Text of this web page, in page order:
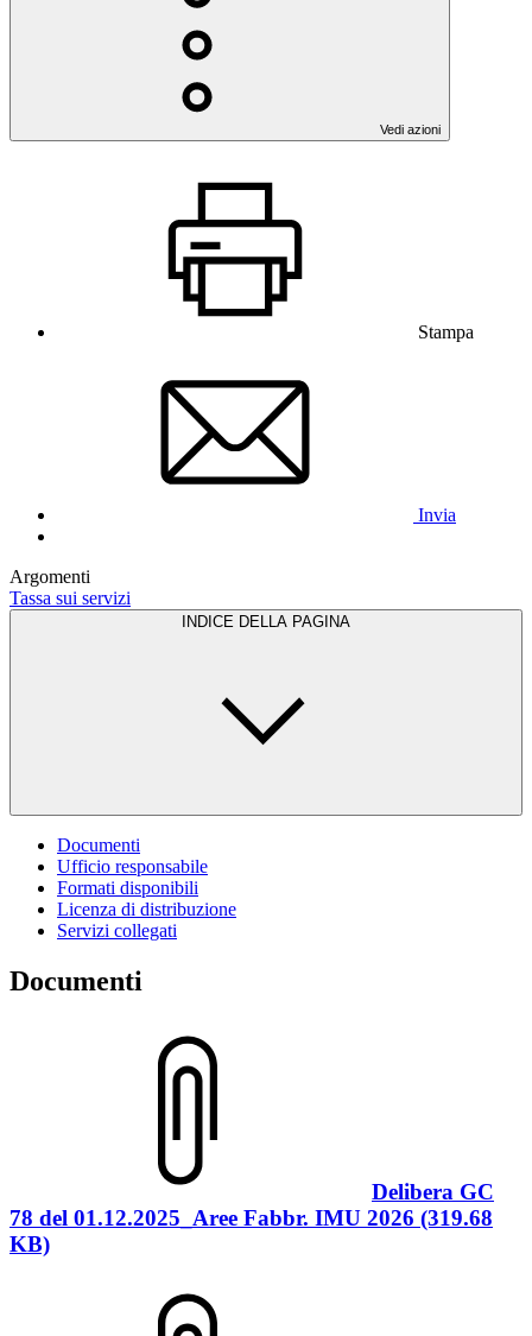
Vedi azioni
Stampa
Invia
Argomenti
Tassa sui servizi
INDICE DELLA PAGINA
Documenti
Ufficio responsabile
Formati disponibili
Licenza di distribuzione
Servizi collegati
Documenti
Delibera GC
78 del 01.12.2025_Aree Fabbr. IMU 2026 (319.68
KB)